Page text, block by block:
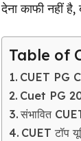
देना काफी नहीं
Table of
CUET PG
Cuet PG
संभावित
CUET टॉप